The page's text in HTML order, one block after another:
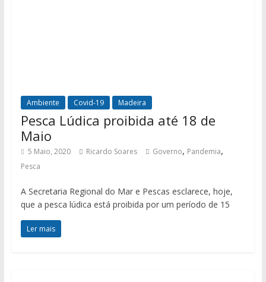
Ambiente Covid-19 Madeira
Pesca Lúdica proibida até 18 de
Maio
5 Maio, 2020 Ricardo Soares Governo, Pandemia,
Pesca
A Secretaria Regional do Mar e Pescas esclarece, hoje,
que a pesca lúdica está proibida por um período de 15
Ler mais